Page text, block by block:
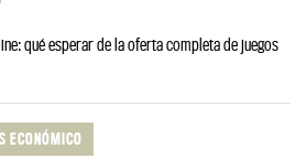
qué esperar de la oferta completa de juegos
ECONÓMICO